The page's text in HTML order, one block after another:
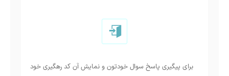
برای پیگیری پاسخ سوال خودتون و نمایش آن کد رهگیری خود